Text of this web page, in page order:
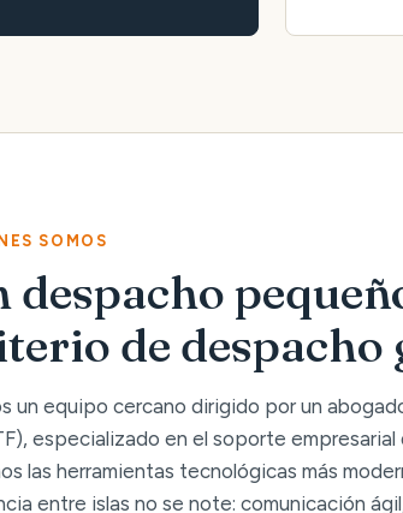
SOMOS
despacho
de despacho
un equipo cercano dirigido por un
especializado en el soporte empresarial
las herramientas tecnológicas más
entre islas no se note: comunicación